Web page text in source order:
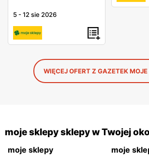
5 -12 sie 2026
WIĘCEJ OFERT Z GAZETEK MOJE
moje sklepy sklepy w Twojej
moje sklepy moje